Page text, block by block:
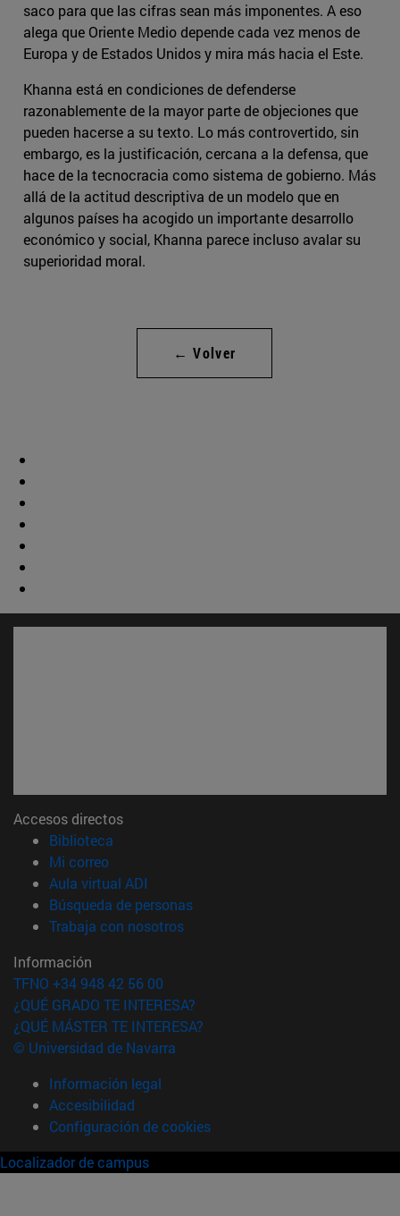
saco para que las cifras sean más imponentes. A eso
alega que Oriente Medio depende cada vez menos de
Europa y de Estados Unidos y mira más hacia el Este.
Khanna está en condiciones de defenderse
razonablemente de la mayor parte de objeciones que
pueden hacerse a su texto. Lo más controvertido, sin
embargo, es la justificación, cercana a la defensa, que
hace de la tecnocracia como sistema de gobierno. Más
allá de la actitud descriptiva de un modelo que en
algunos países ha acogido un importante desarrollo
económico y social, Khanna parece incluso avalar su
superioridad moral.
← Volver
Accesos directos
Biblioteca
Mi correo(abre en nueva ventana)
Aula virtual ADI
Búsqueda de personas(abre en nueva ventana)
Trabaja con nosotros(abre en nueva ventana)
Información
TFNO +34 948 42 56 00
¿QUÉ GRADO TE INTERESA?
¿QUÉ MÁSTER TE INTERESA?
© Universidad de Navarra
Información legal
Accesibilidad
Configuración de cookies
Localizador de campus